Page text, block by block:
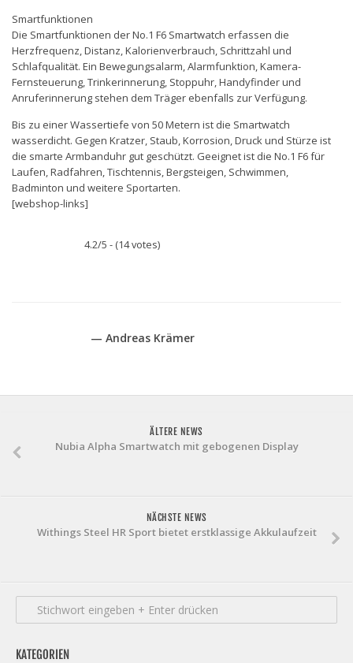
Smartfunktionen
Die Smartfunktionen der No.1 F6 Smartwatch erfassen die
Herzfrequenz, Distanz, Kalorienverbrauch, Schrittzahl und
Schlafqualität. Ein Bewegungsalarm, Alarmfunktion, Kamera-
Fernsteuerung, Trinkerinnerung, Stoppuhr, Handyfinder und
Anruferinnerung stehen dem Träger ebenfalls zur Verfügung.
Bis zu einer Wassertiefe von 50 Metern ist die Smartwatch
wasserdicht. Gegen Kratzer, Staub, Korrosion, Druck und Stürze ist
die smarte Armbanduhr gut geschützt. Geeignet ist die No.1 F6 für
Laufen, Radfahren, Tischtennis, Bergsteigen, Schwimmen,
Badminton und weitere Sportarten.
[webshop-links]
4.2/5 - (14 votes)
— Andreas Krämer
ÄLTERE NEWS
Nubia Alpha Smartwatch mit gebogenen Display
NÄCHSTE NEWS
Withings Steel HR Sport bietet erstklassige Akkulaufzeit
KATEGORIEN